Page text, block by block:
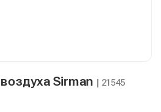
Sirman | 21545